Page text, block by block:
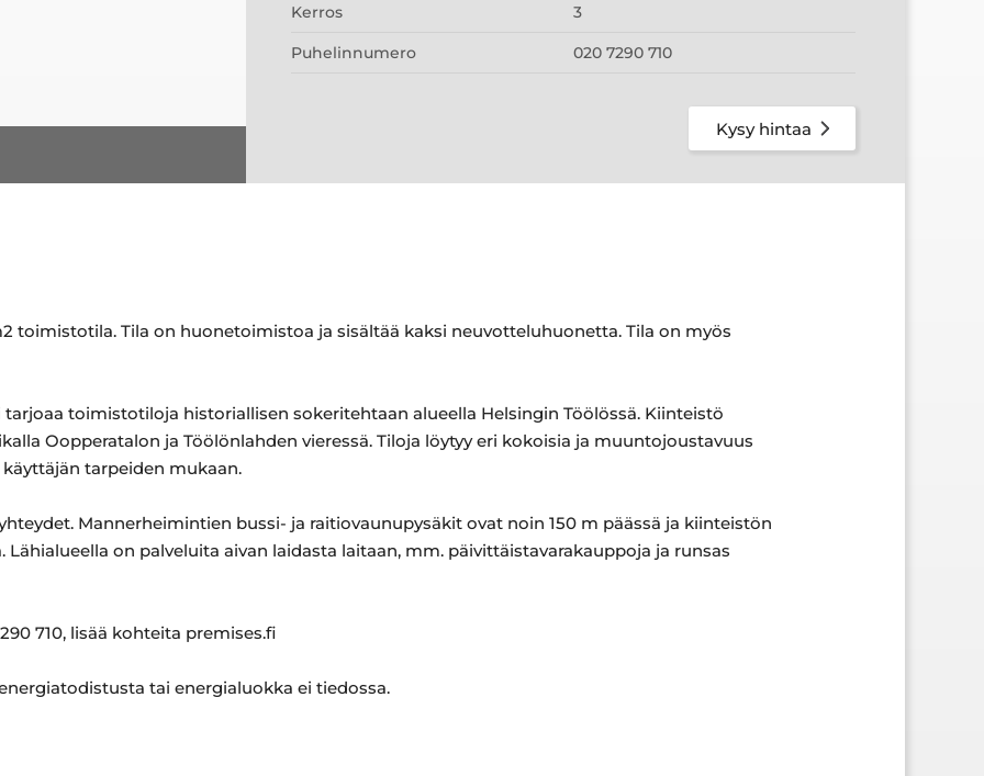
Kerros 3
Puhelinnumero 020 7290 710
Kysy hintaa
toimistotila. Tila on huonetoimistoa ja sisältää kaksi neuvotteluhuonetta. Tila on myös
tarjoaa toimistotiloja historiallisen sokeritehtaan alueella Helsingin Töölössä. Kiinteistö
Oopperatalon ja Töölönlahden vieressä. Tiloja löytyy eri kokoisia ja muuntojoustavuus
tarpeiden mukaan.
Mannerheimintien bussi- ja raitiovaunupysäkit ovat noin 150 m päässä ja kiinteistön
on palveluita aivan laidasta laitaan, mm. päivittäistavarakauppoja ja runsas
710, lisää kohteita premises.fi
tai energialuokka ei tiedossa.